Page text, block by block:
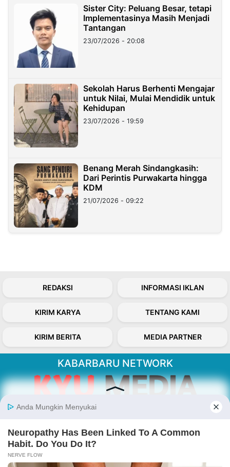
Sister City: Peluang Besar, tetapi
Implementasinya Masih Menjadi
Tantangan
23/07/2026 - 20:08
Sekolah Harus Berhenti Mengajar
untuk Nilai, Mulai Mendidik untuk
Kehidupan
23/07/2026 - 19:59
Benang Merah Sindangkasih:
Dari Perintis Purwakarta hingga
KDM
21/07/2026 - 09:22
REDAKSI INFORMASI IKLAN
KIRIM KARYA TENTANG KAMI
KIRIM BERITA MEDIA PARTNER
KABARBARU NETWORK
Kabarbaru.co menyajikan berita aktual dan